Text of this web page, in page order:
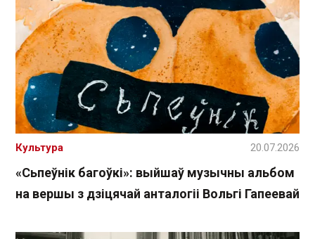
«Сьпеўнік багоўкі»: выйшаў музычны альбом
на вершы з дзіцячай анталогіі Вольгі Гапеевай
Культура 20.07.2026